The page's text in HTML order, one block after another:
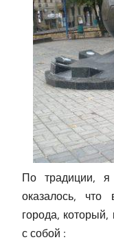
По традиции, я
оказалось, что
города,
с собой :